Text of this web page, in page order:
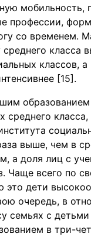
мобильность,
профессии,
со временем.
среднего класса
классов, а
[15].
среднего
выше, чем в
а доля лиц с
Чаще всего по
это дети
очередь, в
семьях с
в три-